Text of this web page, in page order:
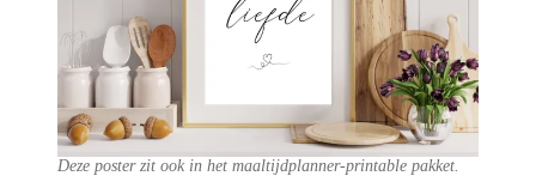
Deze poster zit ook in het maaltijdplanner-printable pakket.